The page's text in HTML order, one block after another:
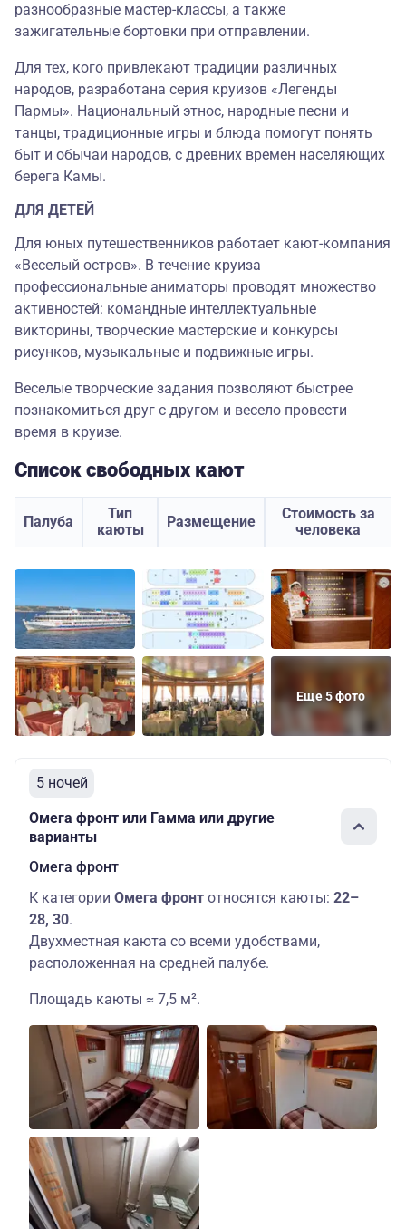
разнообразные мастер-классы, а также
зажигательные бортовки при отправлении.
Для тех, кого привлекают традиции различных
народов, разработана серия круизов «Легенды
Пармы». Национальный этнос, народные песни и
танцы, традиционные игры и блюда помогут понять
быт и обычаи народов, с древних времен населяющих
берега Камы.
ДЛЯ ДЕТЕЙ
Для юных путешественников работает кают-компания
«Веселый остров». В течение круиза
профессиональные аниматоры проводят множество
активностей: командные интеллектуальные
викторины, творческие мастерские и конкурсы
рисунков, музыкальные и подвижные игры.
Веселые творческие задания позволяют быстрее
познакомиться друг с другом и весело провести
время в круизе.
Список свободных кают
Палуба
Тип
каюты
Размещение
Стоимость за
человека
Еще 5 фото
5 ночей
Омега фронт или Гамма или другие
варианты
Омега фронт
К категории Омега фронт относятся каюты: 22–
28, 30.
Двухместная каюта со всеми удобствами,
расположенная на средней палубе.
Площадь каюты ≈ 7,5 м².